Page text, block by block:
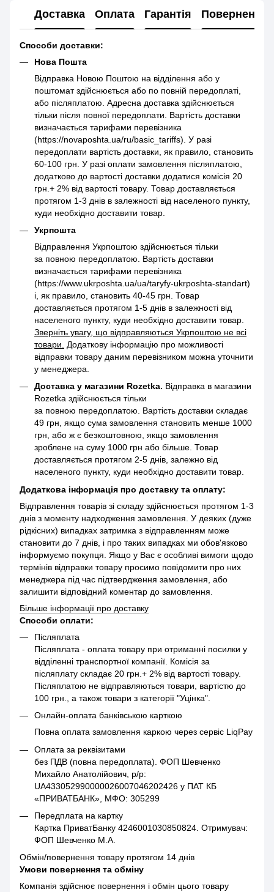
Доставка Оплата Гарантія Повернення
Способи доставки:
Нова Пошта
Відправка Новою Поштою на відділення або у
поштомат здійснюється або по повній передоплаті,
або післяплатою. Адресна доставка здійснюється
тільки після повної передоплати. Вартість доставки
визначається тарифами перевізника
(https://novaposhta.ua/ru/basic_tariffs). У разі
передоплати вартість доставки, як правило, становить
60-100 грн. У разі оплати замовлення післяплатою,
додатково до вартості доставки додатися комісія 20
грн.+ 2% від вартості товару. Товар доставляється
протягом 1-3 днів в залежності від населеного пункту,
куди необхідно доставити товар.
Укрпошта
Відправлення Укрпоштою здійснюється тільки
за повною передоплатою. Вартість доставки
визначається тарифами перевізника
(https://www.ukrposhta.ua/ua/taryfy-ukrposhta-standart)
і, як правило, становить 40-45 грн. Товар
доставляється протягом 1-5 днів в залежності від
населеного пункту, куди необхідно доставити товар.
Зверніть увагу, що відправляються Укрпоштою не всі
товари.
Додаткову інформацію про можливості
відправки товару даним перевізником можна уточнити
у менеджера.
Доставка у магазини Rozetka. Відправка в магазини
Rozetka здійснюється тільки
за повною передоплатою. Вартість доставки складає
49 грн, якщо сума замовлення становить менше 1000
грн, або ж є безкоштовною, якщо замовлення
зроблене на суму 1000 грн або більше. Товар
доставляється протягом 2-5 днів, залежно від
населеного пункту, куди необхідно доставити товар.
Додаткова інформація про доставку та оплату:
Відправлення товарів зі складу здійснюється протягом 1-3
днів з моменту надходження замовлення. У деяких (дуже
рідкісних) випадках затримка з відправленням може
становити до 7 днів, і про таких випадках ми обов'язково
інформуємо покупця. Якщо у Вас є особливі вимоги щодо
термінів відправки товару просимо повідомити про них
менеджера під час підтвердження замовлення, або
залишити відповідний коментар до замовлення.
Більше інформації про доставку
Способи оплати:
Післяплата
Післяплата - оплата товару при отриманні посилки у
відділенні транспортної компанії. Комісія за
післяплату складає 20 грн.+ 2% від вартості товару.
Післяплатою не відправляються товари, вартістю до
100 грн., а також товари з категорії "Уцінка".
Онлайн-оплата банківською карткою
Повна оплата замовлення каркою через сервіс LiqPay
Оплата за реквізитами
без ПДВ (повна передоплата). ФОП Шевченко
Михайло Анатолійович, р/р:
UA433052990000026007046202426 у ПАТ КБ
«ПРИВАТБАНК», МФО: 305299
Передплата на картку
Картка ПриватБанку 4246001030850824. Отримувач:
ФОП Шевченко М.А.
Обмін/повернення товару протягом 14 днів
Умови повернення та обміну
Компанія здійснює повернення і обмін цього товару